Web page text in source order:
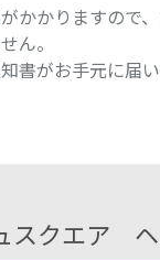
かかりますので
ん。
書がお手元に届
スクエア